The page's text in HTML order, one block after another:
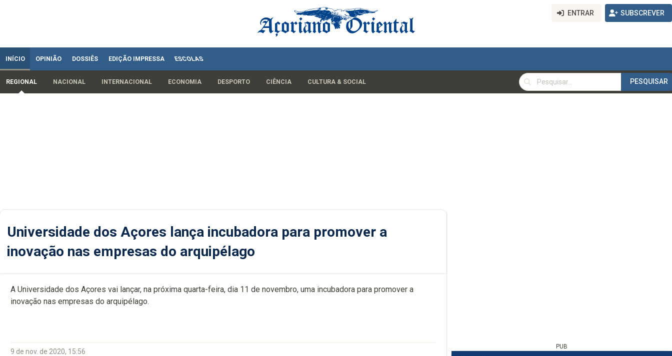
ENTRAR SUBSCREVER
INÍCIO OPINIÃO DOSSIÊS EDIÇÃO IMPRESSA ESCOLAS
REGIONAL NACIONAL INTERNACIONAL ECONOMIA DESPORTO CIÊNCIA CULTURA & SOCIAL
PESQUISAR
PESQUISAR
Universidade dos Açores lança incubadora para promover a
inovação nas empresas do arquipélago
A Universidade dos Açores vai lançar, na próxima quarta-feira, dia 11 de novembro, uma incubadora para promover a
inovação nas empresas do arquipélago.
9 de nov. de 2020, 15:56
PUB